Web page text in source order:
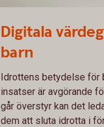
Digitala
barn
Idrottens betydelse för
insatser är avgörande
går överstyr kan det
dem att sluta idrotta i